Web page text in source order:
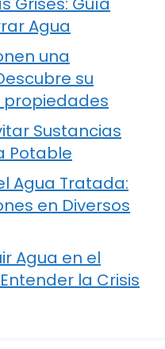
Agua
una
su
Sustancias
Potable
Agua Tratada:
en Diversos
Agua en el
la Crisis